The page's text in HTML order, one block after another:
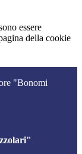
essere
della cookie
"Bonomi